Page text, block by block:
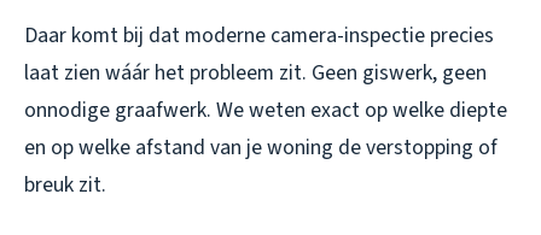
Daar komt bij dat moderne camera-inspectie precies
laat zien wáár het probleem zit. Geen giswerk, geen
onnodige graafwerk. We weten exact op welke diepte
en op welke afstand van je woning de verstopping of
breuk zit.